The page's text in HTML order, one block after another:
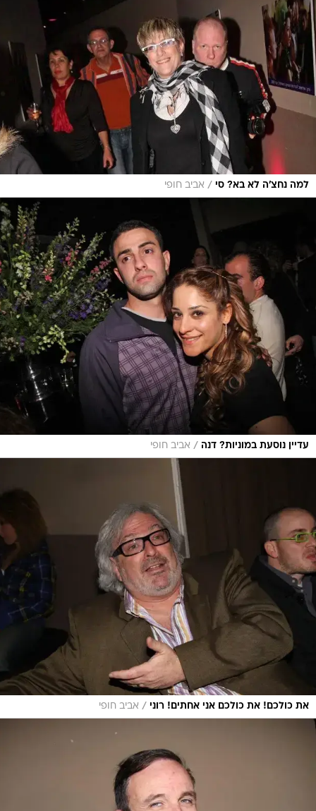
למה נחצ'ה לא בא? סי / אביב חופי
עדיין נוסעת במוניות? דנה / אביב חופי
את כולכם! את כולכם אני אחתים! רוני / אביב חופי